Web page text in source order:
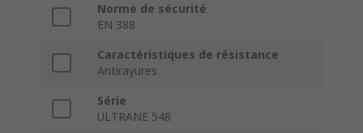
Norme de sécurité
EN 388
Caractéristiques de résistance
Antirayures
Série
ULTRANE 548